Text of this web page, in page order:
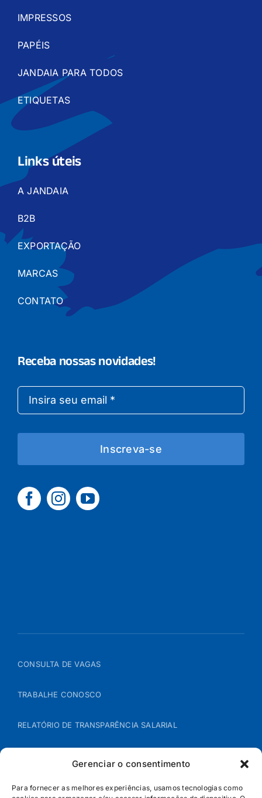
Gerenciar o consentimento
Para fornecer as melhores experiências, usamos tecnologias como
IMPRESSOS
PAPÉIS
JANDAIA PARA TODOS
ETIQUETAS
Links úteis
A JANDAIA
B2B
EXPORTAÇÃO
MARCAS
CONTATO
Receba nossas novidades!
Inscreva-se
CONSULTA DE VAGAS
TRABALHE CONOSCO
RELATÓRIO DE TRANSPARÊNCIA SALARIAL
POLÍTICA DE COOKIES